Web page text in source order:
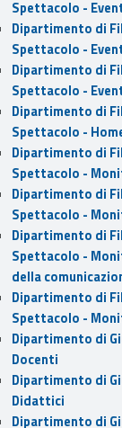
Spettacolo -
Dipartimento di
Spettacolo -
Dipartimento di
Spettacolo -
Dipartimento di
Spettacolo -
Dipartimento di
Spettacolo -
Dipartimento di
Spettacolo -
Dipartimento di
Spettacolo -
della
Dipartimento di
Spettacolo -
Dipartimento di
Docenti
Dipartimento di
Didattici
Dipartimento di